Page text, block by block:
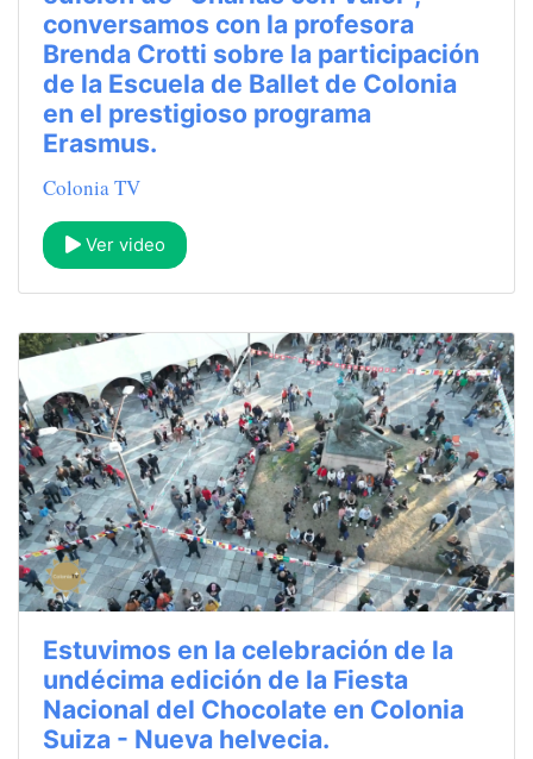
conversamos con la profesora
Brenda Crotti sobre la participación
de la Escuela de Ballet de Colonia
en el prestigioso programa
Erasmus.
Colonia TV
Ver video
Estuvimos en la celebración de la
undécima edición de la Fiesta
Nacional del Chocolate en Colonia
Suiza - Nueva helvecia.